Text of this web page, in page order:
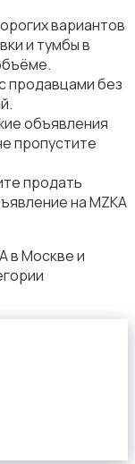
вариантов
и тумбы в
продавцами без
объявления
пропустите
продать
на MZKA
в Москве и